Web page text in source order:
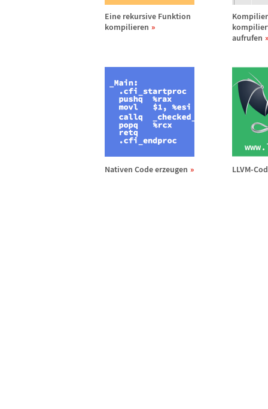
Eine rekursive Funktion
kompilieren
aufrufen
Nativen Code erzeugen LLVM-